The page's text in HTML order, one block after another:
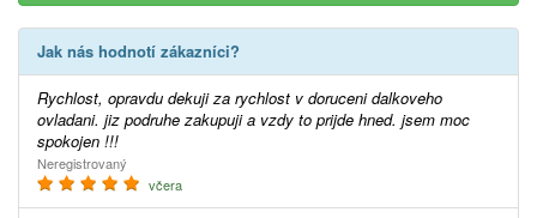
Jak nás hodnotí zákazníci?
Rychlost, opravdu dekuji za rychlost v doruceni dalkoveho
ovladani. jiz podruhe zakupuji a vzdy to prijde hned. jsem moc
spokojen !!!
Neregistrovaný
včera